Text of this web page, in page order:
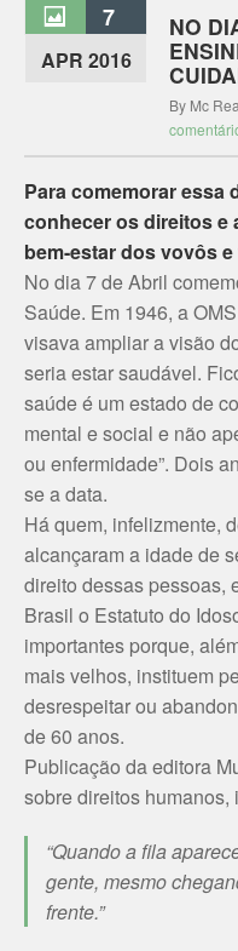
7
APR 2016
NO
By Mc
Para comemorar essa
conhecer os direitos e
bem-estar dos vovôs
No dia 7 de Abril
Saúde. Em 1946, a
visava ampliar a visão
seria estar saudável.
saúde é um estado de
mental e social e não
ou enfermidade”. Dois
se a data.
Há quem, infelizmente,
alcançaram a idade de
direito dessas pessoas,
Brasil o Estatuto do
importantes porque,
mais velhos, instituem
desrespeitar ou
de 60 anos.
Publicação da editora
sobre direitos
“Quando a fila
gente, mesmo
frente.”